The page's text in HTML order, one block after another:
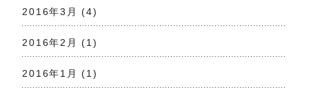
2016年3月 (4)
2016年2月 (1)
2016年1月 (1)